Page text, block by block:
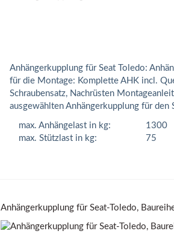
Anhängerkupplung für Seat Toledo:
für die Montage: Komplette AHK incl.
Schraubensatz, Nachrüsten
ausgewählten Anhängerkupplung für den
max. Anhängelast in kg:
1300
max. Stützlast in kg:
75
Anhängerkupplung für Seat-Toledo,